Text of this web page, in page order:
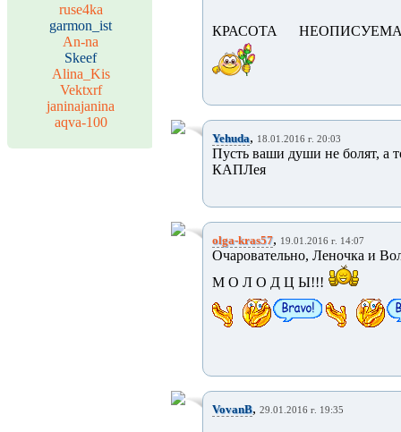
ruse4ka
garmon_ist
An-na
Skeef
Alina_Kis
Vektxrf
janinajanina
aqva-100
КРАСОТА
Yehuda, 18.01.2016 г. 20:03
Пусть ваши души не болят, а
КАПЛея
olga-kras57, 19.01.2016 г. 14:07
Очаровательно, Леночка и
М О Л О Д Ц Ы!!!
VovanB, 29.01.2016 г. 19:35